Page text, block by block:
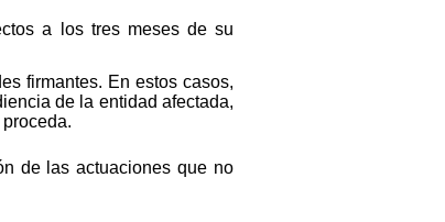
a los tres meses de su
firmantes. En estos casos,
de la entidad afectada,
de las actuaciones que no